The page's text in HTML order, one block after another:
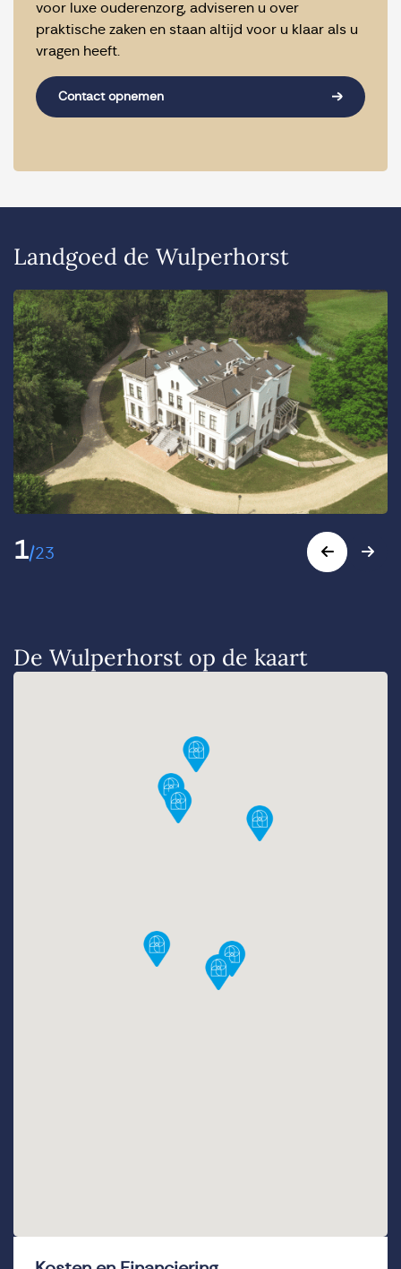
voor luxe ouderenzorg, adviseren u over
praktische zaken en staan altijd voor u klaar als u
vragen heeft.
Contact opnemen
Landgoed de Wulperhorst
1/23
De Wulperhorst op de kaart